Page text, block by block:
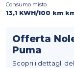
Consumo misto
13,1 KWH/100 km
Offerta
Puma
Scopri i dettagli